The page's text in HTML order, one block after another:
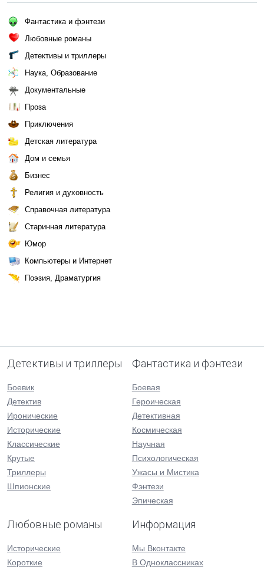
Фантастика и фэнтези
Любовные романы
Детективы и триллеры
Наука, Образование
Документальные
Проза
Приключения
Детская литература
Дом и семья
Бизнес
Религия и духовность
Справочная литература
Старинная литература
Юмор
Компьютеры и Интернет
Поэзия, Драматургия
Детективы и триллеры
Боевик
Детектив
Иронические
Исторические
Классические
Крутые
Триллеры
Шпионские
Фантастика и фэнтези
Боевая
Героическая
Детективная
Космическая
Научная
Психологическая
Ужасы и Мистика
Фэнтези
Эпическая
Любовные романы
Исторические
Короткие
Информация
Мы Вконтакте
В Одноклассниках